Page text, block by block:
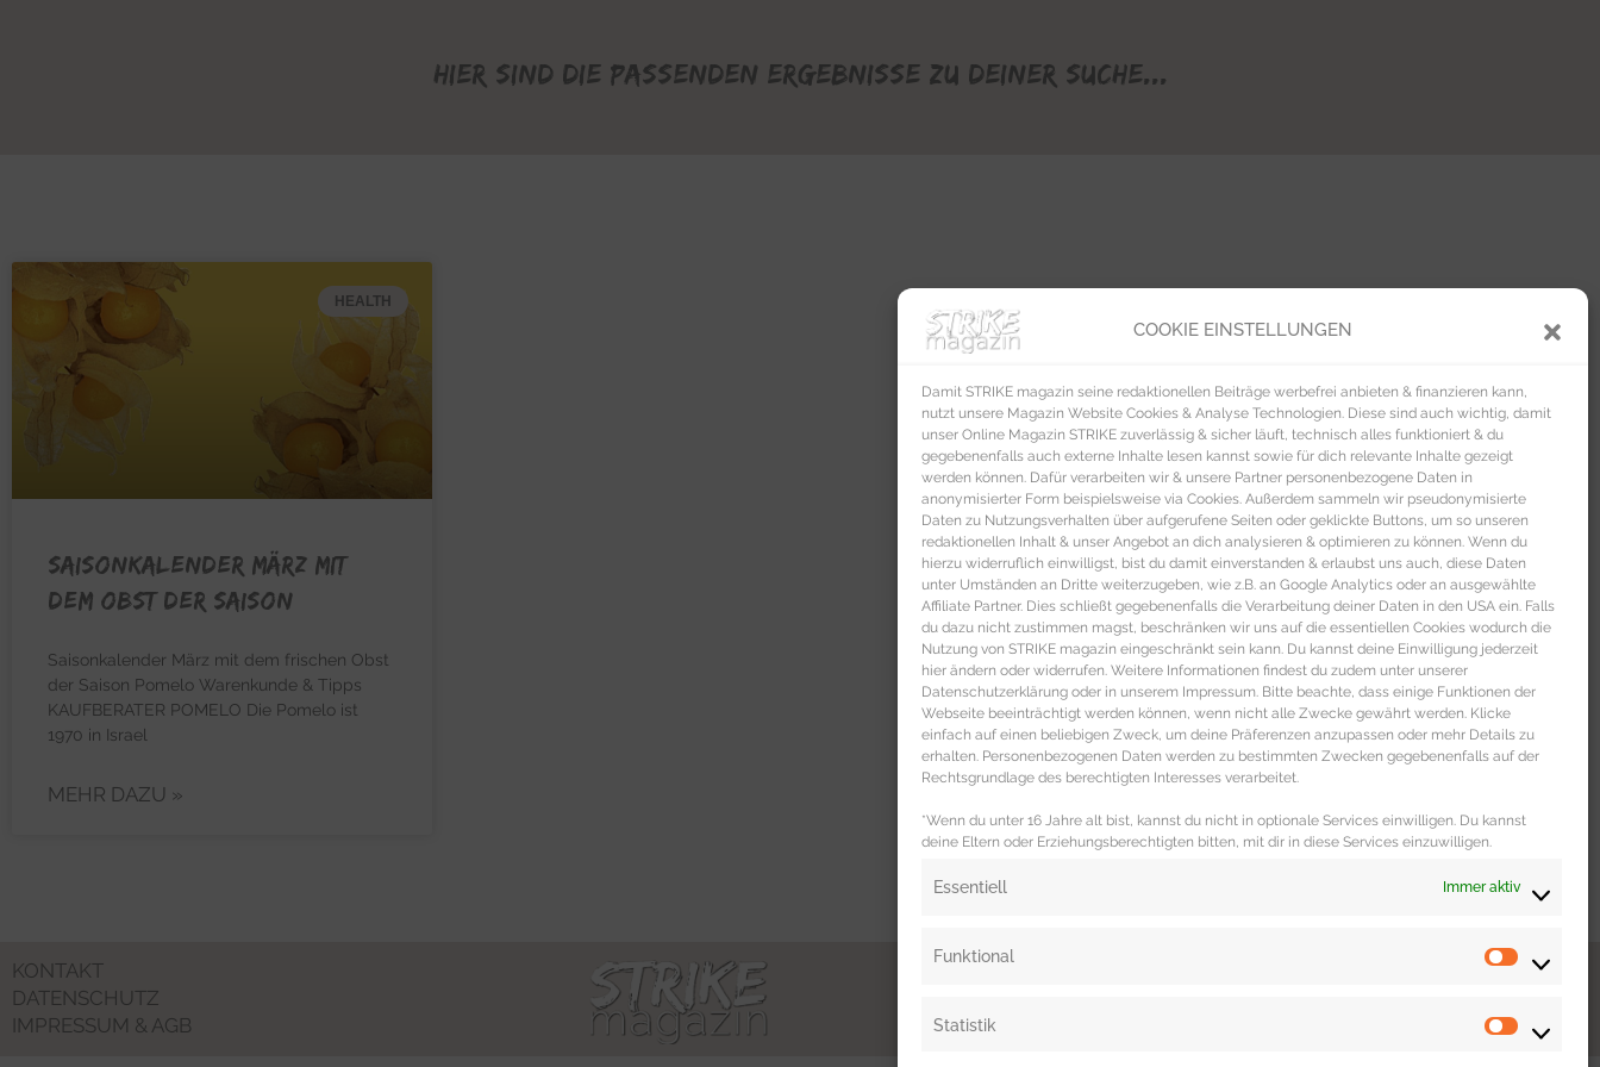
COOKIE EINSTELLUNGEN
Damit STRIKE magazin seine redaktionellen Beiträge werbefrei anbieten & finanzieren kann,
nutzt unsere Magazin Website Cookies & Analyse Technologien. Diese sind auch wichtig, damit
unser Online Magazin STRIKE zuverlässig & sicher läuft, technisch alles funktioniert & du
gegebenenfalls auch externe Inhalte lesen kannst sowie für dich relevante Inhalte gezeigt
werden können. Dafür verarbeiten wir & unsere Partner personenbezogene Daten in
anonymisierter Form beispielsweise via Cookies. Außerdem sammeln wir pseudonymisierte
Daten zu Nutzungsverhalten über aufgerufene Seiten oder geklickte Buttons, um so unseren
redaktionellen Inhalt & unser Angebot an dich analysieren & optimieren zu können. Wenn du
hierzu widerruflich einwilligst, bist du damit einverstanden & erlaubst uns auch, diese Daten
unter Umständen an Dritte weiterzugeben, wie z.B. an Google Analytics oder an ausgewählte
Affiliate Partner. Dies schließt gegebenenfalls die Verarbeitung deiner Daten in den USA ein. Falls
du dazu nicht zustimmen magst, beschränken wir uns auf die essentiellen Cookies wodurch die
Nutzung von STRIKE magazin eingeschränkt sein kann. Du kannst deine Einwilligung jederzeit
hier ändern oder widerrufen. Weitere Informationen findest du zudem unter unserer
Datenschutzerklärung oder in unserem Impressum. Bitte beachte, dass einige Funktionen der
Webseite beeinträchtigt werden können, wenn nicht alle Zwecke gewährt werden. Klicke
einfach auf einen beliebigen Zweck, um deine Präferenzen anzupassen oder mehr Details zu
erhalten. Personenbezogenen Daten werden zu bestimmten Zwecken gegebenenfalls auf der
Rechtsgrundlage des berechtigten Interesses verarbeitet.
*Wenn du unter 16 Jahre alt bist, kannst du nicht in optionale Services einwilligen. Du kannst
deine Eltern oder Erziehungsberechtigten bitten, mit dir in diese Services einzuwilligen.
Essentiell Immer aktiv
Funktional
Statistik
Hier sind die passenden Ergebnisse zu deiner Suche...
HEALTH
Saisonkalender März mit
dem Obst der Saison
Saisonkalender März mit dem frischen Obst
der Saison Pomelo Warenkunde & Tipps
KAUFBERATER POMELO Die Pomelo ist
1970 in Israel
MEHR DAZU »
KONTAKT
DATENSCHUTZ
IMPRESSUM & AGB